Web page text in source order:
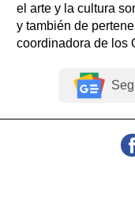
el arte y la cultura
y también de
coordinadora de los